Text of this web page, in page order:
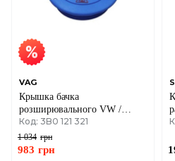
VAG
Крышка бачка
розширювального VW /
AUDI / SEAT / SKODA
Код: 3B0 121 321
1 034 грн
983 грн